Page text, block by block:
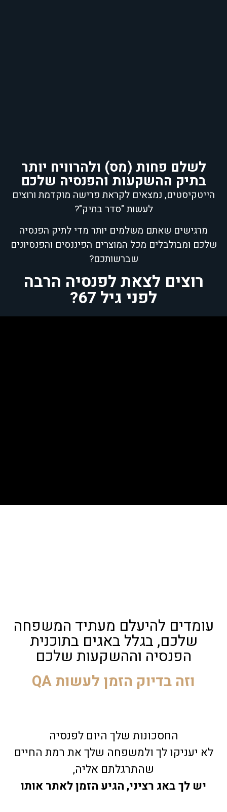
לשלם פחות (מס) ולהרוויח יותר
בתיק ההשקעות והפנסיה שלכם
הייטקיסטים, נמצאים לקראת פרישה מוקדמת ורוצים
לעשות "סדר בתיק"?
מרגישים שאתם משלמים יותר מדי לתיק הפנסיה
שלכם ומבולבלים מכל המוצרים הפיננסים והפנסיונים
שברשותכם?
רוצים לצאת לפנסיה הרבה
לפני גיל 67?
עומדים להיעלם מעתיד המשפחה
שלכם, בגלל באגים בתוכנית
הפנסיה וההשקעות שלכם
וזה בדיוק הזמן לעשות QA
החסכונות שלך היום לפנסיה
לא יעניקו לך ולמשפחה שלך את רמת החיים
שהתרגלתם אליה,
יש לך באג רציני, הגיע הזמן לאתר אותו